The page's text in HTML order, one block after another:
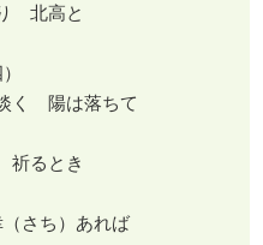
北高と
く 陽は落ちて
るとき
さち）あれば